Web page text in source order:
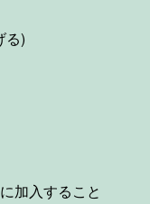
る)
加入すること